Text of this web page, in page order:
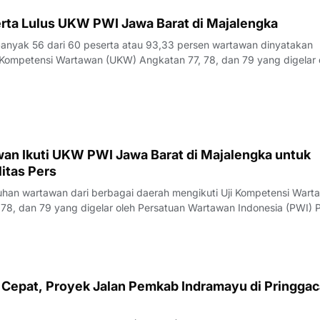
Lulus UKW PWI Jawa Barat di Majalengka
56 dari 60 peserta atau 93,33 persen wartawan dinyatakan
Wartawan (UKW) Angkatan 77, 78, dan 79 yang digelar
Juli 2026.Penguji UKW, Rita, menyampaikan hasil evaluasi
Ikuti UKW PWI Jawa Barat di Majalengka untuk
Pers
wartawan dari berbagai daerah mengikuti Uji Kompetensi
dan 79 yang digelar oleh Persatuan Wartawan Indonesia (PWI)
Rabu (22/7/2026).Pelaksana Tugas (Plt) Ketua PWI Jawa
Proyek Jalan Pemkab Indramayu di